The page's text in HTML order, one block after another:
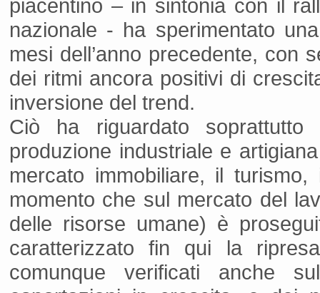
piacentino – in sintonia con il
nazionale - ha sperimentato
mesi dell’anno precedente, con
dei ritmi ancora positivi di
inversione del trend.
Ciò ha riguardato
produzione industriale e
mercato immobiliare, il
momento che sul mercato del
delle risorse umane) è
caratterizzato fin qui la
comunque verificati anche